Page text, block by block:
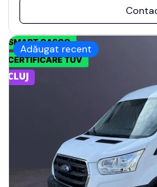
Adăugat recent